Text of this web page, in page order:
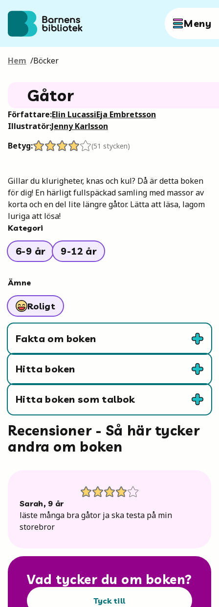
Hoppa till innehållet
Meny
Författare
Böcker
Hitta mer
Sök
Mina böcker
Utskrifter
Hem /Böcker
Gåtor
Författare:Elin LucassiEja Embretsson
Illustratör:Jenny Karlsson
Betyg:
(51 stycken)
Gillar du klurigheter, knas och kul? Då är detta boken
för dig! En härligt fullspäckad samling med massor av
korta och en del lite längre gåtor. Lätta att läsa, lagom
luriga att lösa!
Kategori
6-9 år 9-12 år
Ämne
Roligt
Fakta om boken
Hitta boken
Hitta boken som talbok
Recensioner - Så här tycker
andra om boken
Sarah, 9 år
läste många bra gåtor ja ska testa på min
storebror
Vad tycker du om boken?
Tyck till